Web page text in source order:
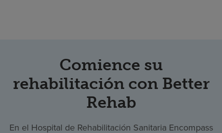
Comience su
rehabilitación con Better
Rehab
En el Hospital de Rehabilitación Sanitaria Encompass